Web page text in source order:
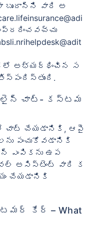
వారి అ
అభ్యర్థించిన స
చాట్- కస్టమ
చాట్ చేయడానికి, ఆపై
పంచుకోవడానికి
ఎంపికను ఉప
అసిస్టెంట్ వారి క
చేయడానికి
కేర్ – What